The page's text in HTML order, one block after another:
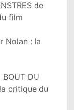
de
film
Nolan : la
BOUT DU
critique du